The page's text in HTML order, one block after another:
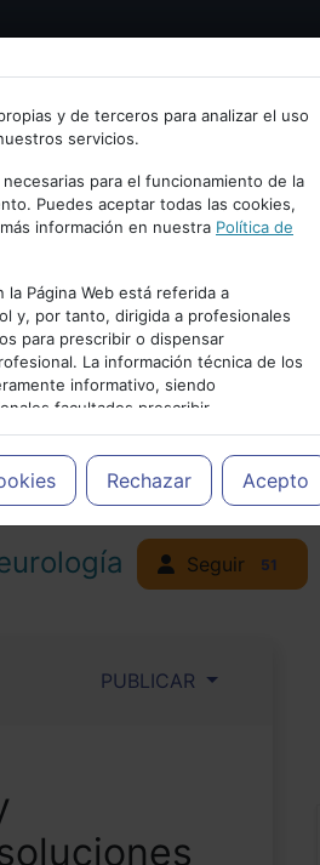
Cancelar
y de terceros para analizar el uso
servicios.
para el funcionamiento de la
Puedes aceptar todas las cookies,
información en nuestra Política de
la Página Web está referida a
y, por tanto, dirigida a profesionales
para prescribir o dispensar
La información técnica de los
informativo, siendo
facultados prescribir
caso concreto, el tratamiento más
paciente.
Rechazar Acepto
PUBLICIDAD
Seguir 51
PUBLICAR